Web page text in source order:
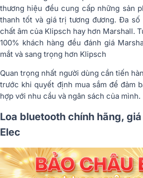
thương hiệu đều cung cấp những sản
thanh tốt và giá trị tương đương. Đa số
chất âm của Klipsch hay hơn Marshall.
100% khách hàng đều đánh giá
mắt và sang trọng hơn Klipsch
Quan trọng nhất người dùng cần tiến
trước khi quyết định mua sắm để đảm
hợp với nhu cầu và ngân sách của mình.
Loa bluetooth chính hãng,
Elec